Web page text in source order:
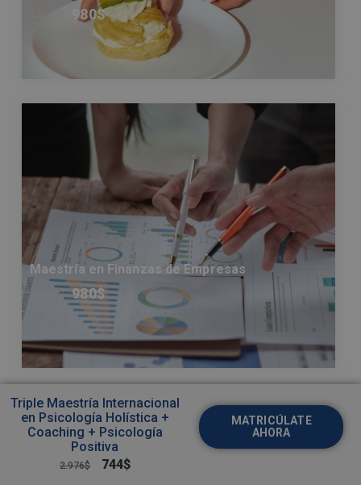
980$
Maestría en Finanzas de Empresas
1.960 $ 980$
Triple Maestría Internacional
en Psicología Holística +
Coaching + Psicología
Positiva
2.976$ 744$
MATRICÚLATE
AHORA